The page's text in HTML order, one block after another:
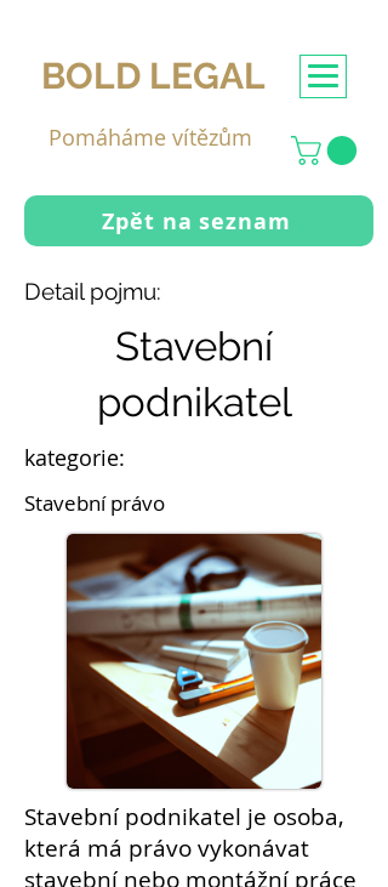
BOLD LEGAL
Pomáháme vítězům
Zpět na seznam
Detail pojmu:
Stavební
podnikatel
kategorie:
Stavební právo
Stavební podnikatel je osoba,
která má právo vykonávat
stavební nebo montážní práce